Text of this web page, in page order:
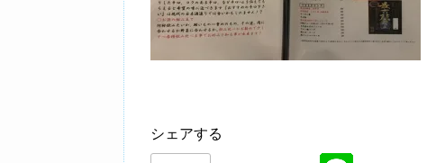
シェアする